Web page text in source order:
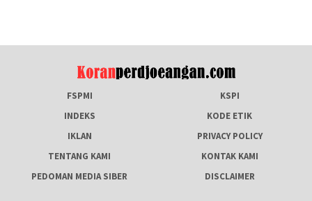
FSPMI
KSPI
INDEKS
KODE ETIK
IKLAN
PRIVACY POLICY
TENTANG KAMI
KONTAK KAMI
PEDOMAN MEDIA SIBER
DISCLAIMER